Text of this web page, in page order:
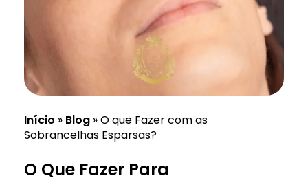
Início » Blog »O que Fazer com as
Sobrancelhas Esparsas?
O Que Fazer Para